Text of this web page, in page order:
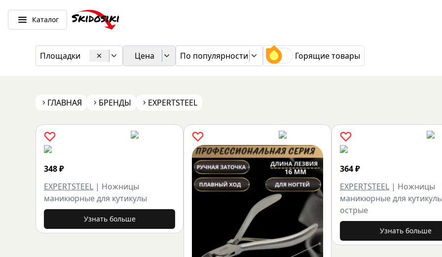
Каталог
Площадки Цена По популярности Горящие товары
ГЛАВНАЯ БРЕНДЫ EXPERTSTEEL
348₽
EXPERTSTEEL | Ножницы
маникюрные для кутикулы
Узнать больше
364₽
EXPERTSTEEL | Ножницы
маникюрные для кутикулы
острые
Узнать больше